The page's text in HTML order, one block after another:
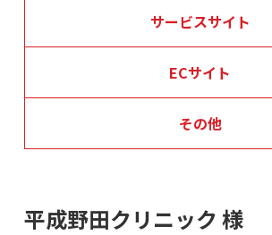
サービスサイト
ECサイト
その他
平成野田クリニック 様